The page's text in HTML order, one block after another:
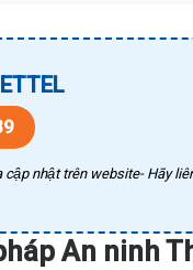
nhật trên website- Hãy
An ninh